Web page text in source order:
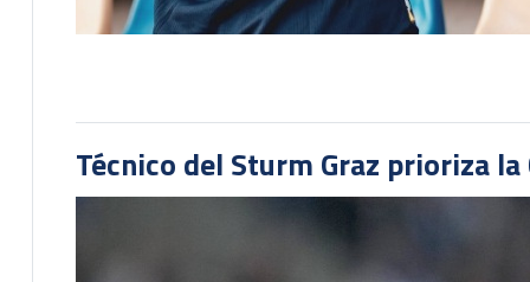
Técnico del Sturm Graz prioriza